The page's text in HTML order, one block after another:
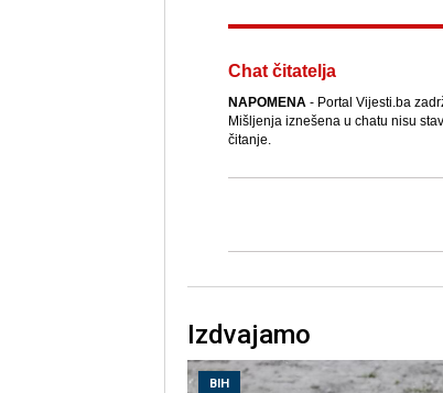
Chat čitatelja
NAPOMENA- Portal Vijesti.ba
Mišljenja iznešena u chatu nisu
čitanje.
Izdvajamo
BIH